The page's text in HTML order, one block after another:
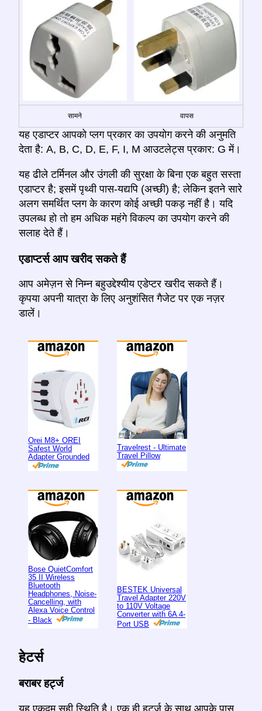
सामने वापस
यह एडाप्टर आपको प्लग प्रकार का उपयोग करने की अनुमति
देता है: A, B, C, D, E, F, I, M आउटलेट्स प्रकार: G में।
यह ढीले टर्मिनल और उंगली की सुरक्षा के बिना एक बहुत सस्ता
एडाप्टर है; इसमें पृथ्वी पास-यद्यपि (अच्छी) है; लेकिन इतने सारे
अलग समर्थित प्लग के कारण कोई अच्छी पकड़ नहीं है। यदि
उपलब्ध हो तो हम अधिक महंगे विकल्प का उपयोग करने की
सलाह देते हैं।
एडाप्टर्स आप खरीद सकते हैं
आप अमेज़न से निम्न बहुउद्देश्यीय एडेप्टर खरीद सकते हैं।
कृपया अपनी यात्रा के लिए अनुशंसित गैजेट पर एक नज़र
डालें।
Orei M8+ OREI
Safest World
Adapter Grounded
Travelrest - Ultimate
Travel Pillow
Bose QuietComfort
35 II Wireless
Bluetooth
Headphones, Noise-
Cancelling, with
Alexa Voice Control
- Black
BESTEK Universal
Travel Adapter 220V
to 110V Voltage
Converter with 6A 4-
Port USB
हेटर्स
बराबर हर्ट्ज
यह एकदम सही स्थिति है। एक ही हर्ट्ज के साथ आपके पास